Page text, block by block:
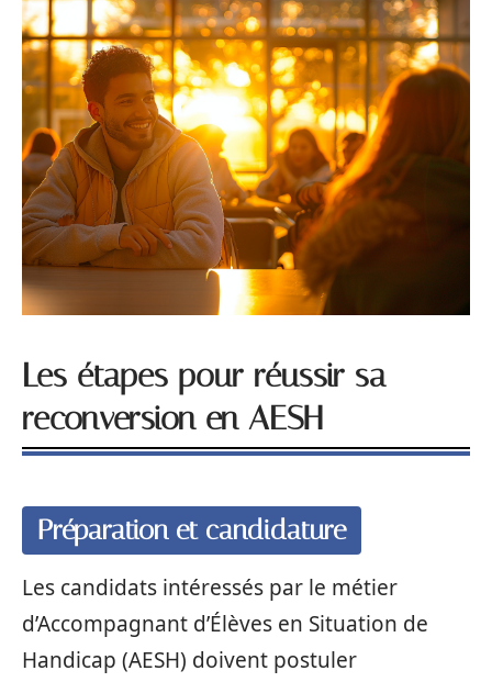
Les étapes pour réussir sa
reconversion en AESH
Préparation et candidature
Les candidats intéressés par le métier
d’Accompagnant d’Élèves en Situation de
Handicap (AESH) doivent postuler